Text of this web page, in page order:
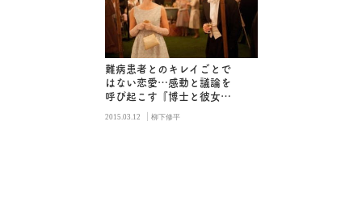
難病患者とのキレイごとで
はない恋愛…感動と議論を
呼び起こす『博士と彼女の
セオリー』
2015.03.12 | 柳下修平